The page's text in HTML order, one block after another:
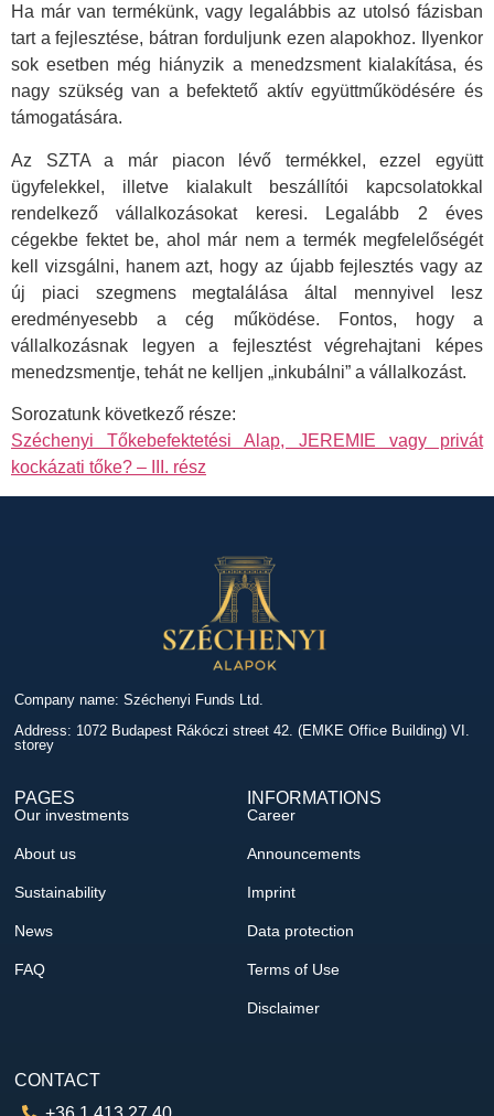
Ha már van termékünk, vagy legalábbis az utolsó fázisban
tart a fejlesztése, bátran forduljunk ezen alapokhoz. Ilyenkor
sok esetben még hiányzik a menedzsment kialakítása, és
nagy szükség van a befektető aktív együttműködésére és
támogatására.
Az SZTA a már piacon lévő termékkel, ezzel együtt
ügyfelekkel, illetve kialakult beszállítói kapcsolatokkal
rendelkező vállalkozásokat keresi. Legalább 2 éves
cégekbe fektet be, ahol már nem a termék megfelelőségét
kell vizsgálni, hanem azt, hogy az újabb fejlesztés vagy az
új piaci szegmens megtalálása által mennyivel lesz
eredményesebb a cég működése. Fontos, hogy a
vállalkozásnak legyen a fejlesztést végrehajtani képes
menedzsmentje, tehát ne kelljen „inkubálni” a vállalkozást.
Sorozatunk következő része:
Széchenyi Tőkebefektetési Alap, JEREMIE vagy privát
kockázati tőke? – III. rész
Company name: Széchenyi Funds Ltd.
Address: 1072 Budapest Rákóczi street 42. (EMKE Office Building) VI.
storey
PAGES
Our investments
About us
Sustainability
News
FAQ
INFORMATIONS
Career
Announcements
Imprint
Data protection
Terms of Use
Disclaimer
CONTACT